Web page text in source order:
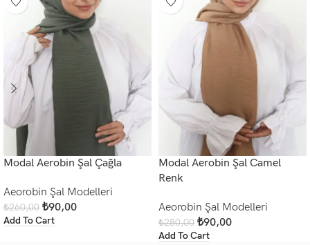
Modal Aerobin Şal Çağla
Aeorobin Şal Modelleri
₺260,00 ₺90,00
Add To Cart
Modal Aerobin Şal Camel
Renk
Aeorobin Şal Modelleri
₺280,00 ₺90,00
Add To Cart